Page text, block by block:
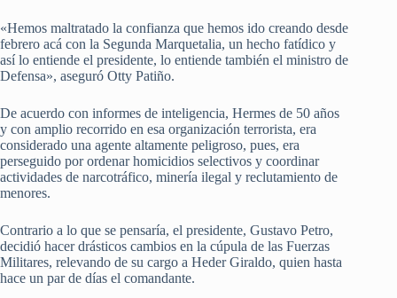
«Hemos maltratado la confianza que hemos ido creando desde
febrero acá con la Segunda Marquetalia, un hecho fatídico y
así lo entiende el presidente, lo entiende también el ministro de
Defensa», aseguró Otty Patiño.
De acuerdo con informes de inteligencia, Hermes de 50 años
y con amplio recorrido en esa organización terrorista, era
considerado una agente altamente peligroso, pues, era
perseguido por ordenar homicidios selectivos y coordinar
actividades de narcotráfico, minería ilegal y reclutamiento de
menores.
Contrario a lo que se pensaría, el presidente, Gustavo Petro,
decidió hacer drásticos cambios en la cúpula de las Fuerzas
Militares, relevando de su cargo a Heder Giraldo, quien hasta
hace un par de días el comandante.